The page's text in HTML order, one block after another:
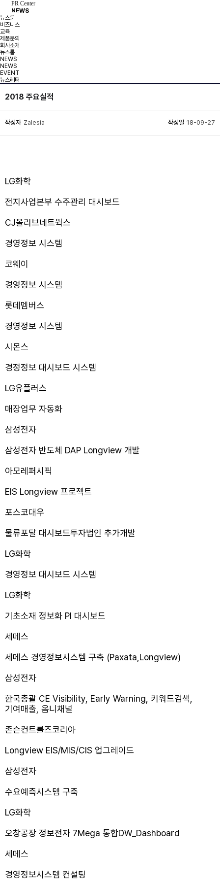
PR Center
NEWS
뉴스룸
비즈니스
교육
제품문의
회사소개
뉴스룸
NEWS
NEWS
EVENT
뉴스레터
2018 주요실적
작성자 Zalesia 작성일 18-09-27
LG화학
전지사업본부 수주관리 대시보드
CJ올리브네트웍스
경영정보 시스템
코웨이
경영정보 시스템
롯데멤버스
경영정보 시스템
시몬스
경정정보 대시보드 시스템
LG유플러스
매장업무 자동화
삼성전자
삼성전자 반도체 DAP Longview 개발
아모레퍼시픽
EIS Longview 프로젝트
포스코대우
물류포탈 대시보드투자법인 추가개발
LG화학
경영정보 대시보드 시스템
LG화학
기초소재 정보화 PI 대시보드
세메스
세메스 경영정보시스템 구축 (Paxata,Longview)
삼성전자
한국총괄 CE Visibility, Early Warning, 키워드검색,
기여매출, 옴니채널
존슨컨트롤즈코리아
Longview EIS/MIS/CIS 업그레이드
삼성전자
수요예측시스템 구축
LG화학
오창공장 정보전자 7Mega 통합DW_Dashboard
세메스
경영정보시스템 컨설팅